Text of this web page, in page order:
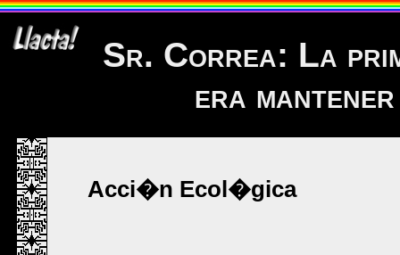
Sr. Correa: La
era
Acci�n Ecol�gica